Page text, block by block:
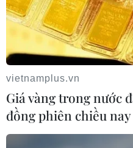
đối tượng Trương Văn Chinh tổ
cát trái phép ở khu vực biển Cồn
Tin cùng chuyên mục
vietnamplus.vn
Giá vàng trong nước
đồng phiên chiều nay